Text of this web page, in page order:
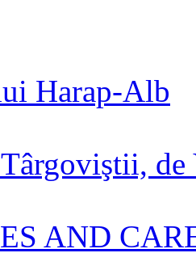
Harap-Alb
de
AND